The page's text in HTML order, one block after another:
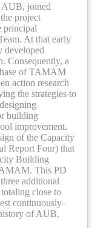
AUB, joined
project
principal
At that early
developed
Consequently, a
of TAMAM
action research
the strategies to
building
improvement.
of the Capacity
Report Four) that
Building
This PD
additional
totaling close to
continuously–
of AUB.